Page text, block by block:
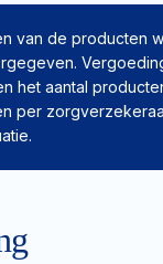
van de producten
het aantal
per